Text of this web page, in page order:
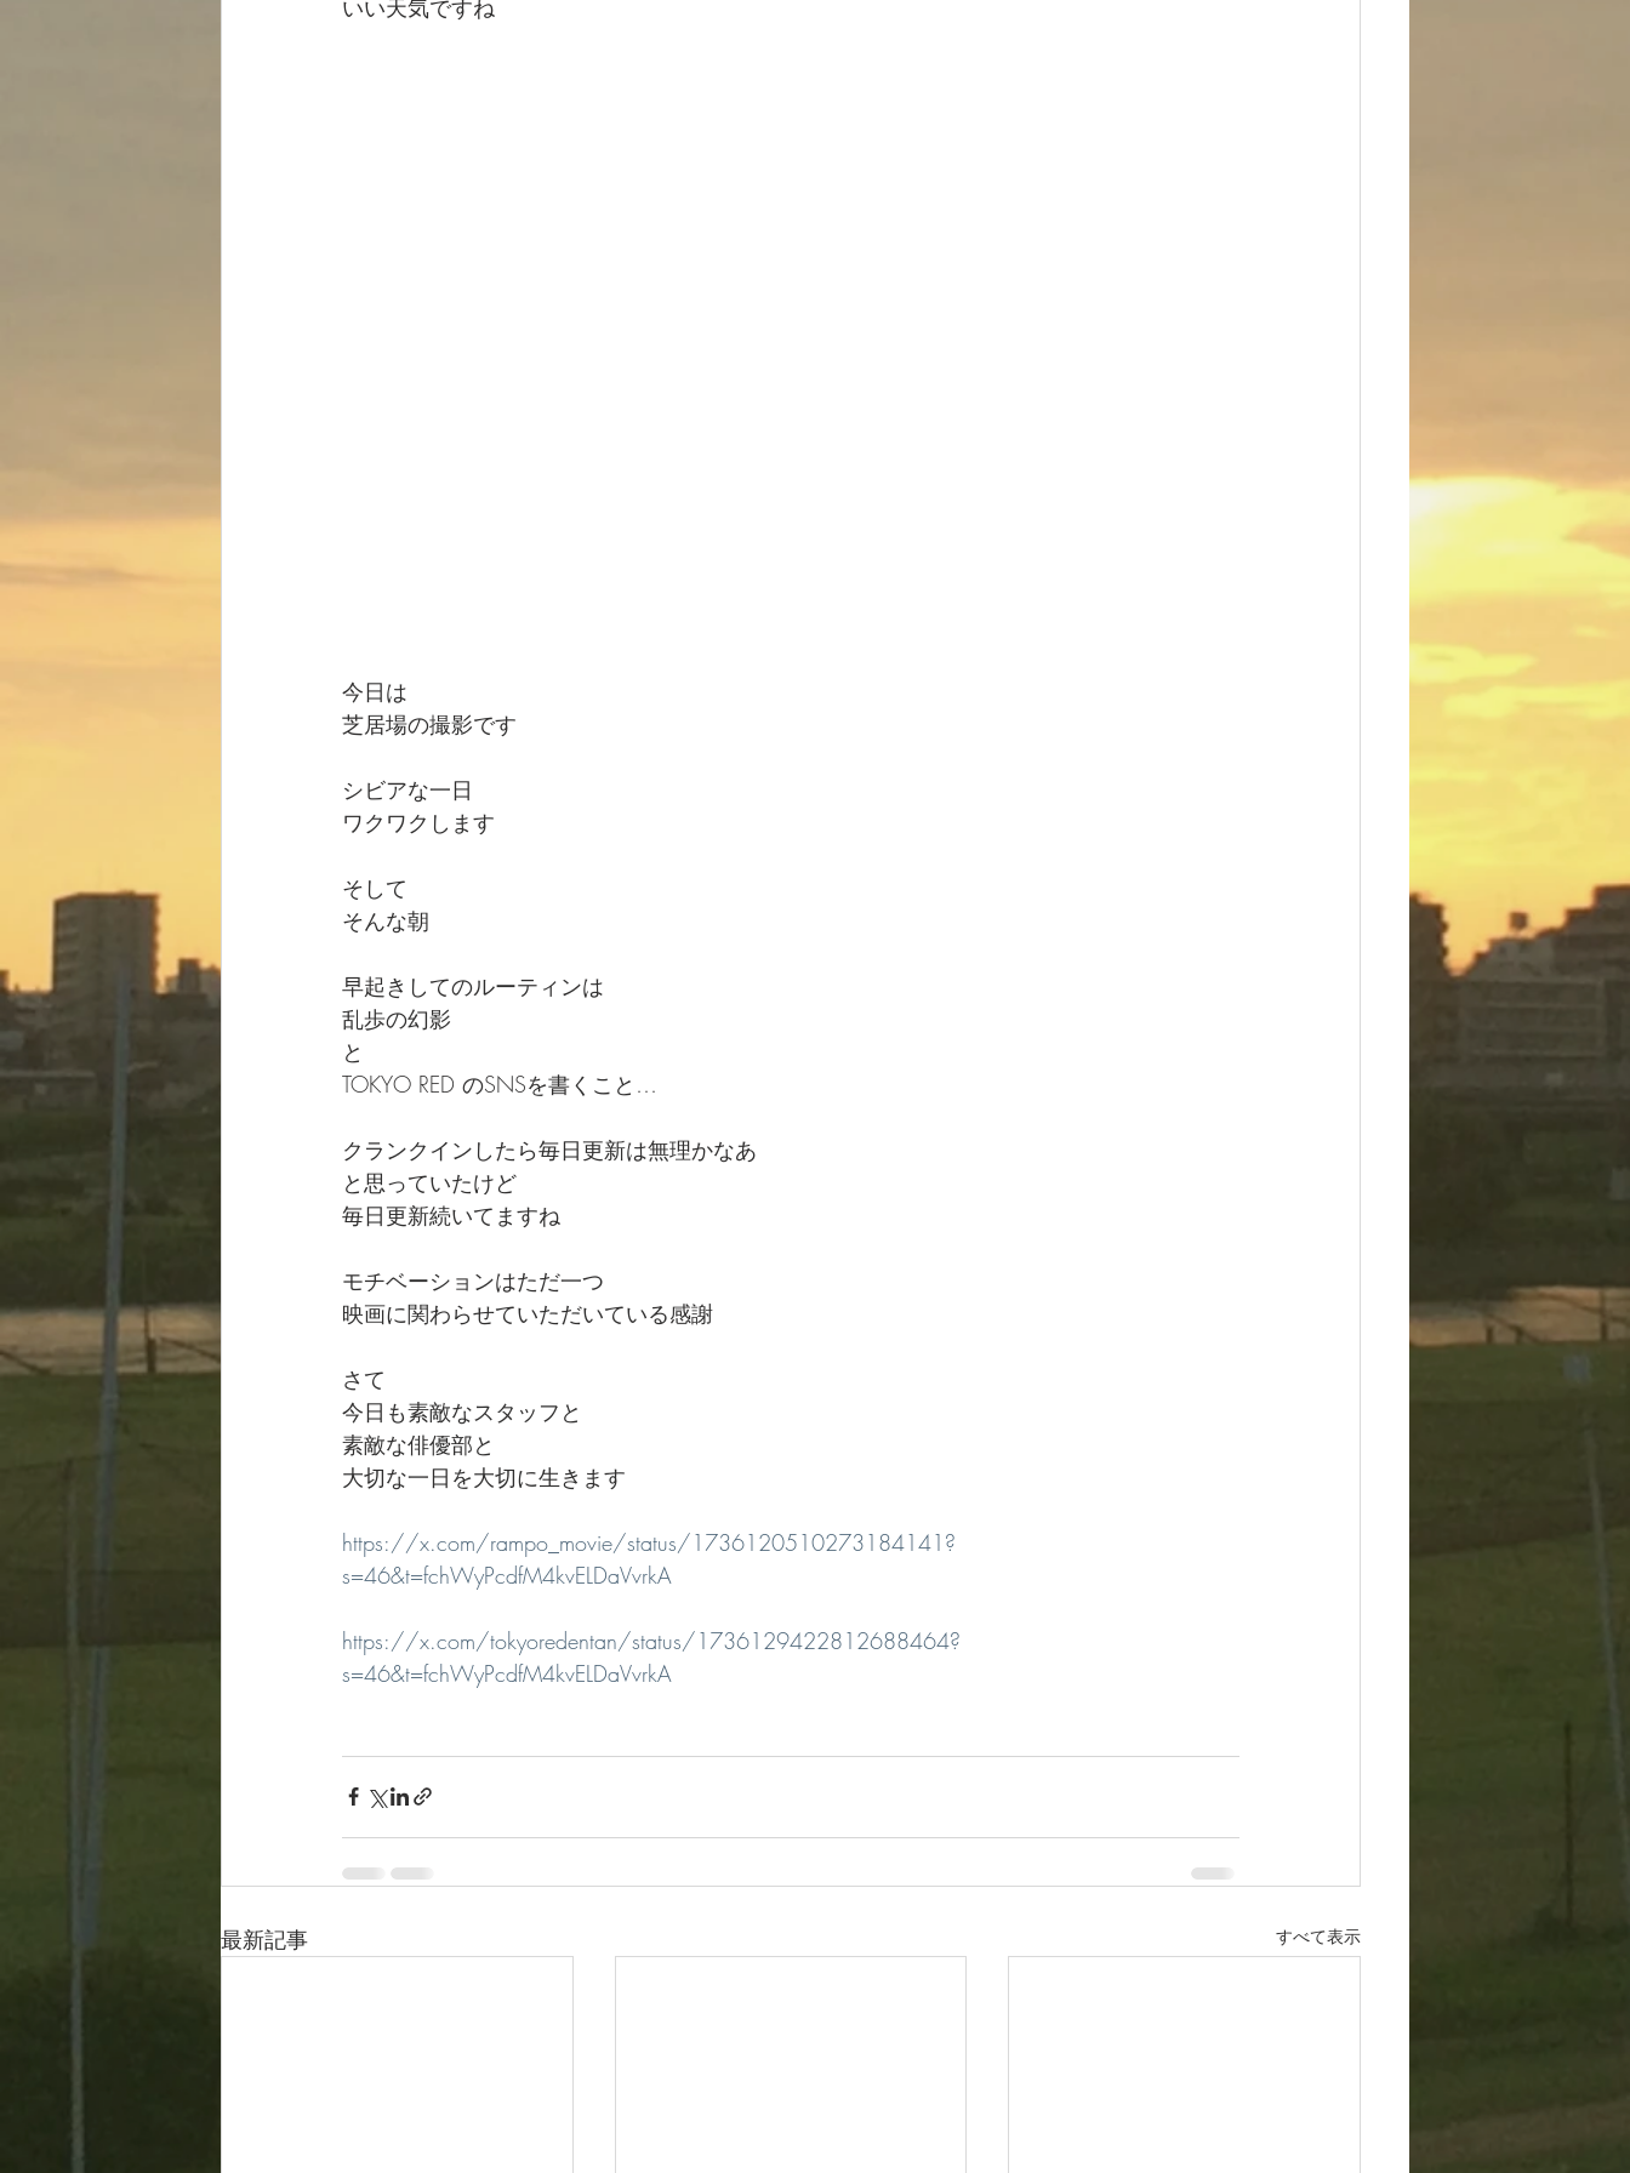
いい天気ですね
今日は
芝居場の撮影です
シビアな一日
ワクワクします
そして
そんな朝
早起きしてのルーティンは
乱歩の幻影
と
TOKYO RED のSNSを書くこと…
クランクインしたら毎日更新は無理かなあ
と思っていたけど
毎日更新続いてますね
モチベーションはただ一つ
映画に関わらせていただいている感謝
さて
今日も素敵なスタッフと
素敵な俳優部と
大切な一日を大切に生きます
https://x.com/rampo_movie/status/1736120510273184141?
s=46&t=fchWyPcdfM4kvELDaVvrkA
https://x.com/tokyoredentan/status/1736129422812688464?
s=46&t=fchWyPcdfM4kvELDaVvrkA
最新記事 すべて表示